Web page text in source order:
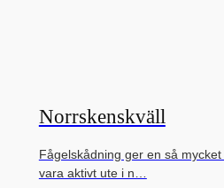
Norrskenskväll
Fågelskådning ger en så
vara aktivt ute i n…